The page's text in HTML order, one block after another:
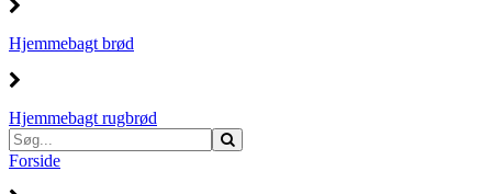
Hjemmebagt brød
Hjemmebagt rugbrød
Forside